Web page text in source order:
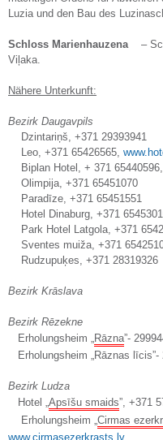
Luzia und den Bau des
Schloss Marienhauzena–
Viļaka.
Nähere Unterkunft:
Bezirk Daugavpils
Dzintariņš, +371 29393941
Leo, +371 65426565,
Biplan Hotel, + 371 65440596,
Olimpija, +371 65451070
Paradīze, +371 65451551
Hotel Dinaburg, +371
Park Hotel Latgola, +371
Sventes muiža, +371
Rudzupuķes, +371 28319326
Bezirk Krāslava
Bezirk Rēzekne
Erholungsheim „Rāzna”-
Erholungsheim „Rāznas līcis”-
Bezirk Ludza
Hotel „Apsīšu smaids”, +371
Erholungsheim „Cirmas
www.cirmasezerkrasts.lv